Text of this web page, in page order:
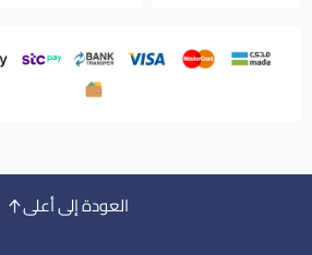
العودة إلى أعلى